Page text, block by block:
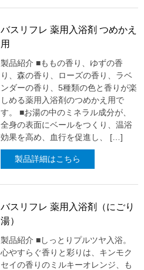
バスリフレ 薬用入浴剤 つめかえ
用
製品紹介 ■ももの香り、ゆずの香
り、森の香り、ローズの香り、ラベ
ンダーの香り、5種類の色と香りが楽
しめる薬用入浴剤のつめかえ用で
す。 ■お湯の中のミネラル成分が、
全身の表面にベールをつくり、温浴
効果を高め、血行を促進し、 […]
製品詳細はこちら
バスリフレ 薬用入浴剤（にごり
湯）
製品紹介 ■しっとりプルツヤ入浴。
心やすらぐ香りと彩りは、キンモク
セイの香りのミルキーオレンジ、も